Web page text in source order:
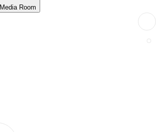
Media Room